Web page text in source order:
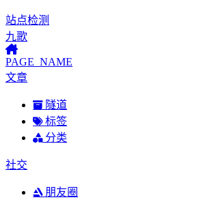
站点检测
九歌
PAGE_NAME
文章
隧道
标签
分类
社交
朋友圈